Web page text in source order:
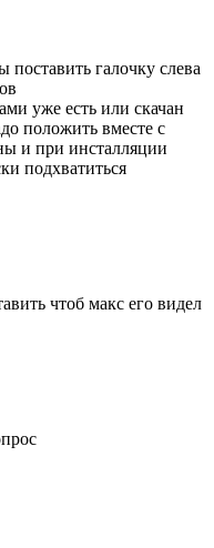
галочку слева
уже есть или скачан
положить вместе с
и при инсталляции
подхватиться
чтоб макс его видел